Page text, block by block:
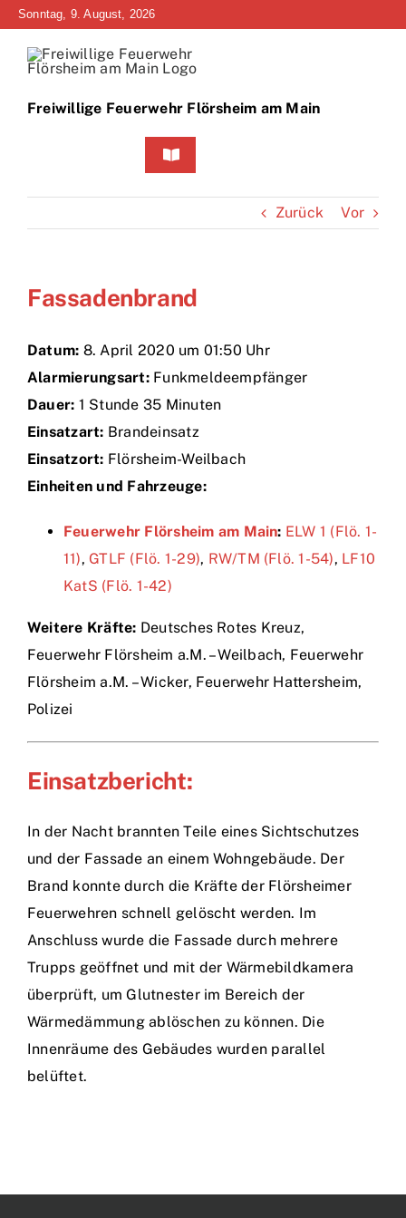
Zum
springen
Sonntag, 9. August, 2026
Freiwillige Feuerwehr Flörsheim am Main
Toggle
Home
Bürgerinfo
Über uns
Technik
Zurück Vor
Fassadenbrand
Datum: 8. April 2020 um 01:50 Uhr
Alarmierungsart:Funkmeldeempfänger
Dauer: 1 Stunde 35 Minuten
Einsatzart: Brandeinsatz
Einsatzort: Flörsheim-Weilbach
Einheiten und Fahrzeuge:
Feuerwehr Flörsheim am Main: ELW 1 (Flö. 1-
11), GTLF (Flö. 1-29), RW/TM (Flö. 1-54), LF10
KatS (Flö. 1-42)
Weitere Kräfte: Deutsches Rotes Kreuz,
Feuerwehr Flörsheim a.M. – Weilbach, Feuerwehr
Flörsheim a.M. – Wicker, Feuerwehr Hattersheim,
Polizei
Einsatzbericht:
In der Nacht brannten Teile eines Sichtschutzes
und der Fassade an einem Wohngebäude. Der
Brand konnte durch die Kräfte der Flörsheimer
Feuerwehren schnell gelöscht werden. Im
Anschluss wurde die Fassade durch mehrere
Trupps geöffnet und mit der Wärmebildkamera
überprüft, um Glutnester im Bereich der
Wärmedämmung ablöschen zu können. Die
Innenräume des Gebäudes wurden parallel
belüftet.